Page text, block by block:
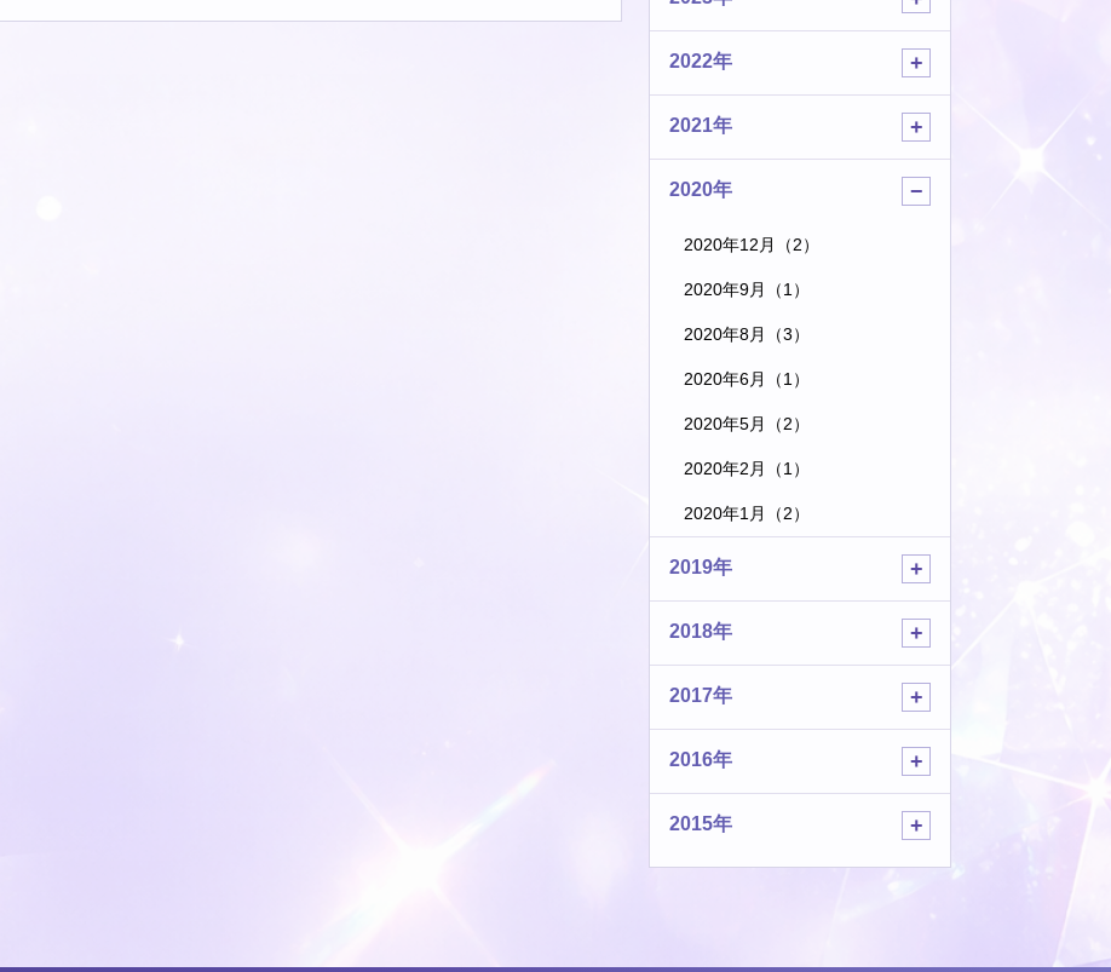
2022年
2021年
2020年
2020年12月（2）
2020年9月（1）
2020年8月（3）
2020年6月（1）
2020年5月（2）
2020年2月（1）
2020年1月（2）
2019年
2018年
2017年
2016年
2015年